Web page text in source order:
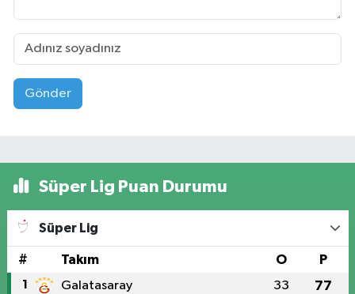
Gönder
Süper Lig Puan Durumu
Süper Lig
# Takım O P
1 Galatasaray 33 77